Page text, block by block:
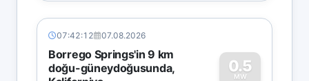
07:42:12 07.08.2026
Borrego Springs'in 9 km
doğu-güneydoğusunda,
0.5
MW